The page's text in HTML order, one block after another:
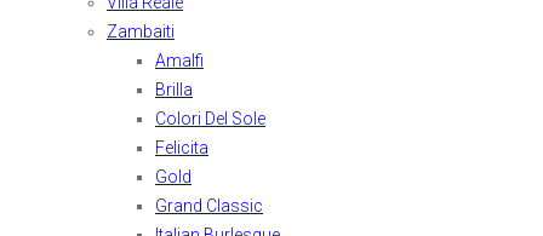
Zambaiti
Amalfi
Brilla
Colori Del Sole
Felicita
Gold
Grand Classic